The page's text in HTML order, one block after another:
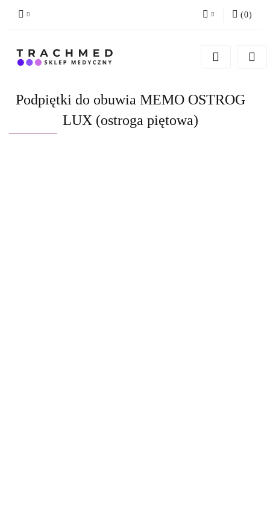
Zgody cookies
(0)
Podpiętki do obuwia MEMO OSTROG
LUX (ostroga piętowa)